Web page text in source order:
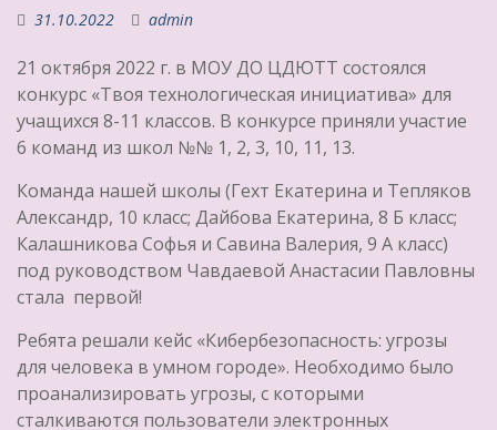
31.10.2022 admin
21 октября 2022 г. в МОУ ДО ЦДЮТТ состоялся
конкурс «Твоя технологическая инициатива» для
учащихся 8-11 классов. В конкурсе приняли участие
6 команд из школ №№ 1, 2, 3, 10, 11, 13.
Команда нашей школы (Гехт Екатерина и Тепляков
Александр, 10 класс; Дайбова Екатерина, 8 Б класс;
Калашникова Софья и Савина Валерия, 9 А класс)
под руководством Чавдаевой Анастасии Павловны
стала первой!
Ребята решали кейс «Кибербезопасность: угрозы
для человека в умном городе». Необходимо было
проанализировать угрозы, с которыми
сталкиваются пользователи электронных